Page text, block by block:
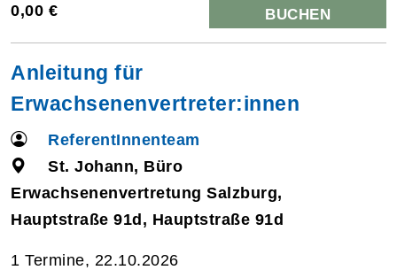
0,00 € BUCHEN
Anleitung für
Erwachsenenvertreter:innen
ReferentInnenteam
St. Johann, Büro
Erwachsenenvertretung Salzburg,
Hauptstraße 91d, Hauptstraße 91d
1 Termine, 22.10.2026